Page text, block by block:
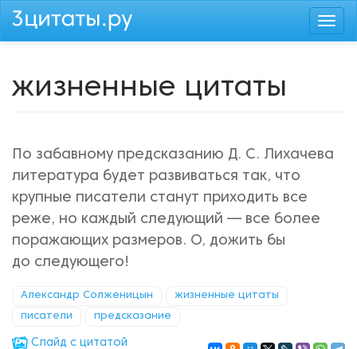
Перейти
жизненные цитаты
По забавному предсказанию Д. С. Лихачева
литература будет развиваться так, что
крупные писатели станут приходить все
реже, но каждый следующий — все более
поражающих размеров. О, дожить бы
до следующего!
Александр Солженицын жизненные цитаты
писатели предсказание
Cлайд с цитатой